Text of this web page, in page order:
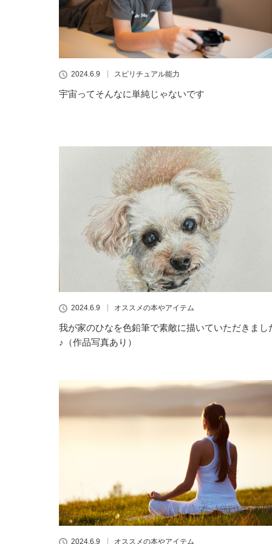
2024.6.9 スピリチュアル能力
宇宙ってそんなに単純じゃないです
2024.6.9 オススメの本やアイテム
我が家のひなを色鉛筆で素敵に描いていただきまし
♪（作品写真あり）
2024.6.9 オススメの本やアイテム